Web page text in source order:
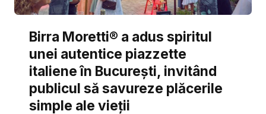
Birra Moretti® a adus spiritul
unei autentice piazzette
italiene în București, invitând
publicul să savureze plăcerile
simple ale vieții